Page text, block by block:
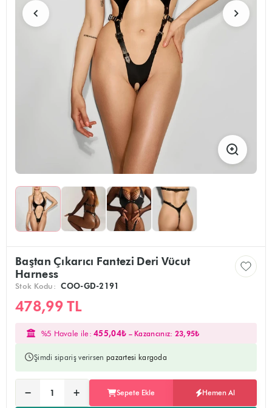
Baştan Çıkarıcı Fantezi Deri Vücut
Harness
Stok Kodu: COO-GD-2191
478,99 TL
%5 Havale ile:455,04₺ – Kazancınız: 23,95₺
Şimdi sipariş verirsen pazartesi kargoda
Adet:
− + Sepete Ekle Hemen Al
Ürünü sepete ekler, alışverişe devam edebilirsiniz
Doğrudan ödeme sayfasına yönlendirir